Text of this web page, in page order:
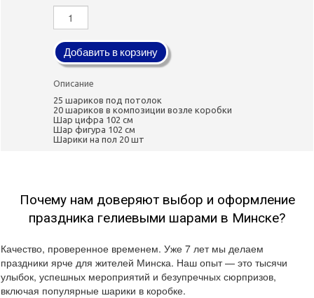
Добавить в корзину
Описание
25 шариков под потолок
20 шариков в композиции возле коробки
Шар цифра 102 см
Шар фигура 102 см
Шарики на пол 20 шт
Почему нам доверяют выбор и оформление
праздника гелиевыми шарами в Минске?
Качество, проверенное временем. Уже 7 лет мы делаем
праздники ярче для жителей Минска. Наш опыт — это тысячи
улыбок, успешных мероприятий и безупречных сюрпризов,
включая популярные шарики в коробке.